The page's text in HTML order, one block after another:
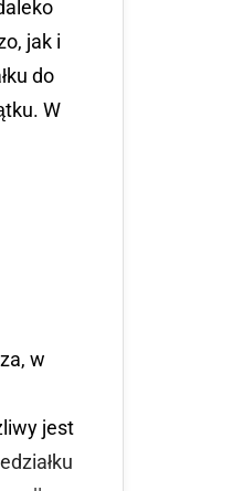
jak i
do
W
w
jest